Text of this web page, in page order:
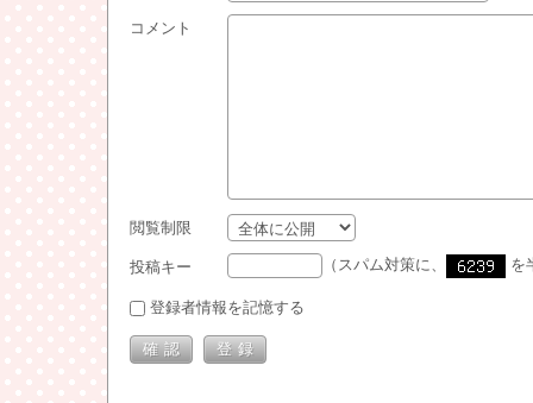
コメント
閲覧制限
投稿キー （スパム対策に、 を
登録者情報を記憶する